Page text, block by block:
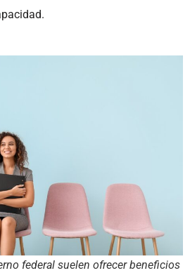
federal suelen ofrecer beneficios